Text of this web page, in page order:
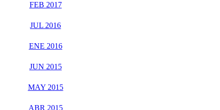
FEB 2017
JUL 2016
ENE 2016
JUN 2015
MAY 2015
ABR 2015